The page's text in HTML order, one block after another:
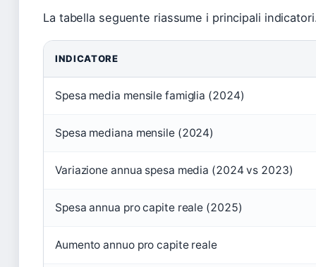
La tabella seguente riassume i principali
INDICATORE
Spesa media mensile famiglia (2024)
Spesa mediana mensile (2024)
Variazione annua spesa media (2024 vs 2023)
Spesa annua pro capite reale (2025)
Aumento annuo pro capite reale